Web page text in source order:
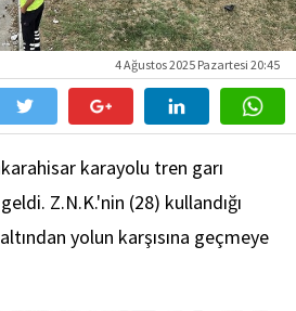
4 Ağustos 2025 Pazartesi 20:45
karayolu tren garı
Z.N.K.'nin (28) kullandığı
yolun karşısına geçmeye